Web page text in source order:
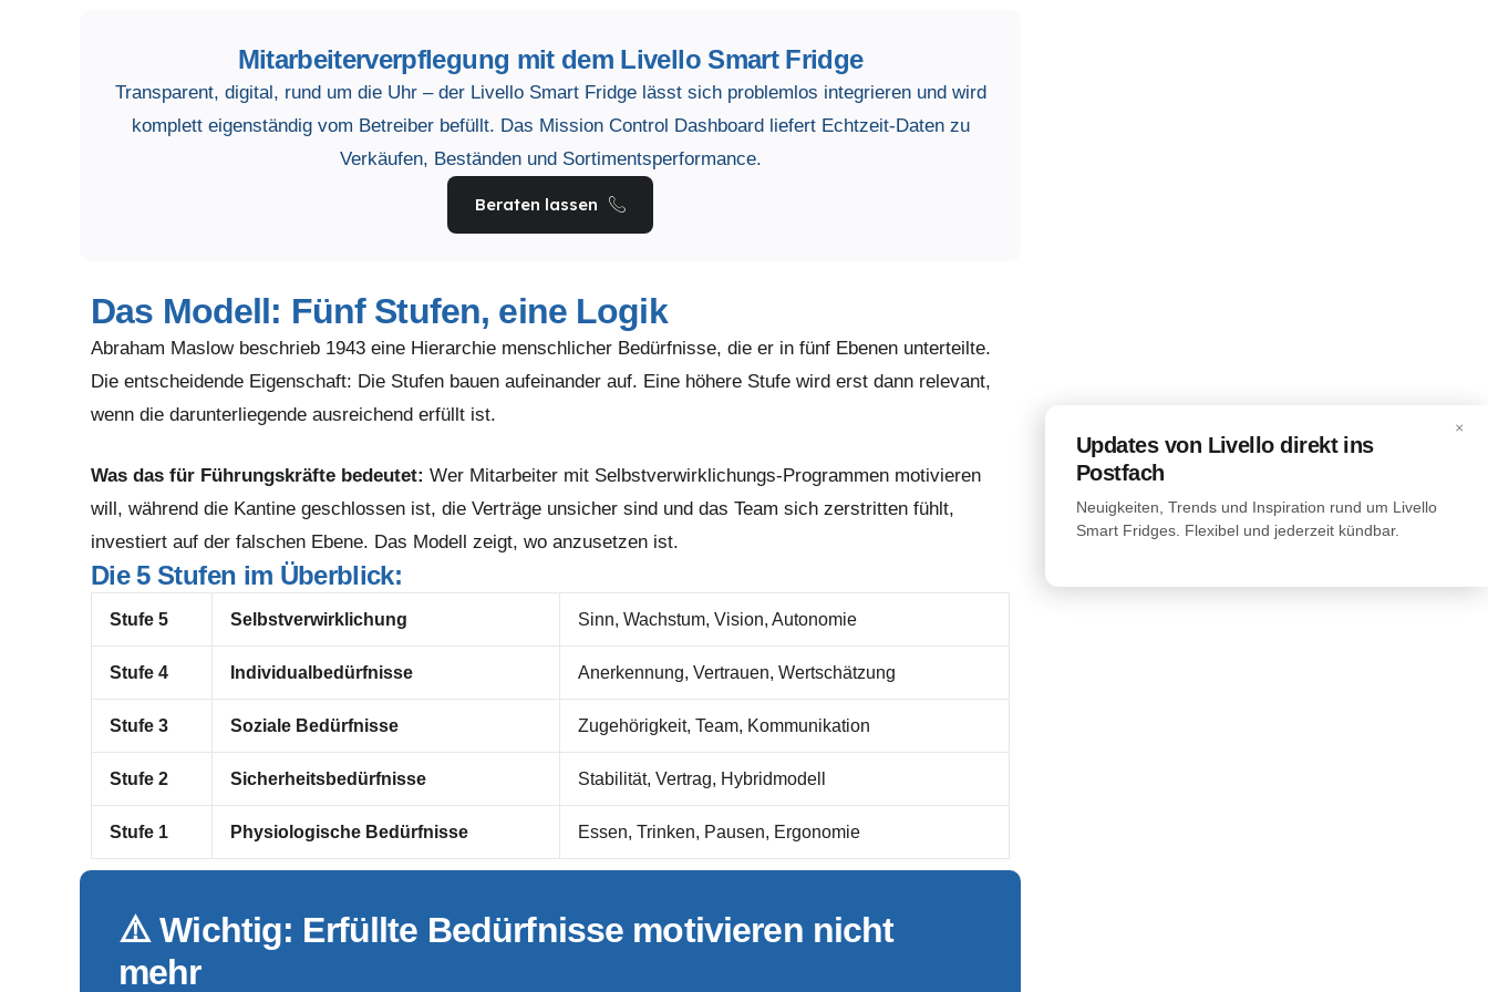
Mitarbeiterverpflegung mit dem Livello Smart Fridge
Transparent, digital, rund um die Uhr – der Livello Smart Fridge lässt sich problemlos integrieren und wird
komplett eigenständig vom Betreiber befüllt. Das Mission Control Dashboard liefert Echtzeit-Daten zu
Verkäufen, Beständen und Sortimentsperformance.
Beraten lassen
Das Modell: Fünf Stufen, eine Logik
Abraham Maslow beschrieb 1943 eine Hierarchie menschlicher Bedürfnisse, die er in fünf Ebenen unterteilte.
Die entscheidende Eigenschaft: Die Stufen bauen aufeinander auf. Eine höhere Stufe wird erst dann relevant,
wenn die darunterliegende ausreichend erfüllt ist.
Was das für Führungskräfte bedeutet: Wer Mitarbeiter mit Selbstverwirklichungs-Programmen motivieren
will, während die Kantine geschlossen ist, die Verträge unsicher sind und das Team sich zerstritten fühlt,
investiert auf der falschen Ebene. Das Modell zeigt, wo anzusetzen ist.
Die 5 Stufen im Überblick:
Stufe 5 Selbstverwirklichung Sinn, Wachstum, Vision, Autonomie
Stufe 4 Individualbedürfnisse Anerkennung, Vertrauen, Wertschätzung
Stufe 3 Soziale Bedürfnisse Zugehörigkeit, Team, Kommunikation
Stufe 2 Sicherheitsbedürfnisse Stabilität, Vertrag, Hybridmodell
Stufe 1 Physiologische Bedürfnisse Essen, Trinken, Pausen, Ergonomie
⚠️ Wichtig: Erfüllte Bedürfnisse motivieren nicht
mehr
×
Updates von Livello direkt ins
Postfach
Neuigkeiten, Trends und Inspiration rund um Livello
Smart Fridges. Flexibel und jederzeit kündbar.